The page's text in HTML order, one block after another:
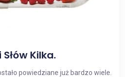
Kilka.
powiedziane już bardzo wiele.